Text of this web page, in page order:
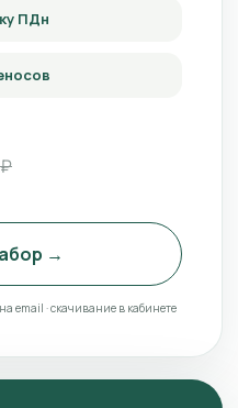
ПДн
→
email · скачивание в кабинете